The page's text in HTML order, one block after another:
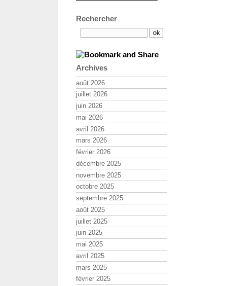
Rechercher
Archives
août 2026
juillet 2026
juin 2026
mai 2026
avril 2026
mars 2026
février 2026
décembre 2025
novembre 2025
octobre 2025
septembre 2025
août 2025
juillet 2025
juin 2025
mai 2025
avril 2025
mars 2025
février 2025